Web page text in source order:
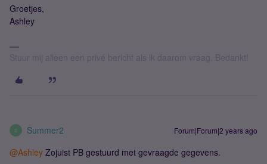
Groetjes,
Ashley
Stuur mij alleen een privé bericht als ik daarom vraag. Bedankt!
S Summer2 Forum|Forum|2 years ago
@Ashley Zojuist PB gestuurd met gevraagde gegevens.